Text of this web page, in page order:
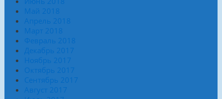
Май 2018
Апрель 2018
Март 2018
Февраль 2018
Декабрь 2017
Ноябрь 2017
Октябрь 2017
Сентябрь 2017
Август 2017